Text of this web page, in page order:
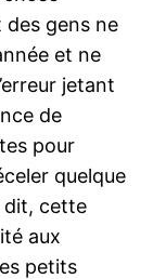
gens ne
et ne
jetant
de
pour
quelque
dit, cette
aux
petits